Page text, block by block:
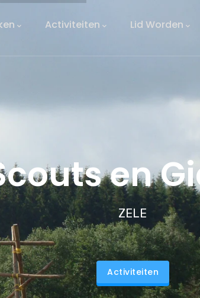
Activiteiten Lid Worden
en
ZELE
Activiteiten